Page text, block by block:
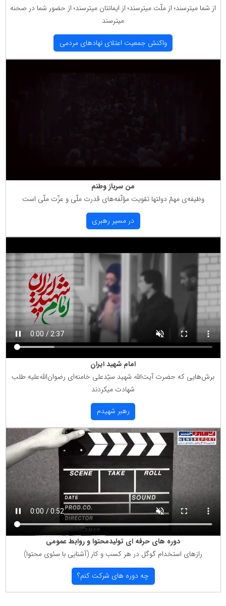
از شما میترسند؛ از ملّت میترسند؛ از ایمانتان میترسند؛ از حضور شما در صحنه
میترسند
واكنش جمعیت اعتلای نهادهای مردمی
من سرباز وطنم
وظیفه‌ی مهمّ دولتها تقویت مؤلّفه‌های قدرت ملّی و عزّت ملّی است
در مسیر رهبری
امام شهید ایران
برش‌هایی كه حضرت آیت‌الله شهید سیّدعلی خامنه‌ای رضوان‌الله‌علیه طلب
شهادت میكردند
رهبر شهیدم
دوره های حرفه ای تولیدمحتوا و روابط عمومی
رازهای استخدام گوگل در هر كسب و كار (آشنایی با سئوی محتوا)
چه دوره های شركت كنم؟